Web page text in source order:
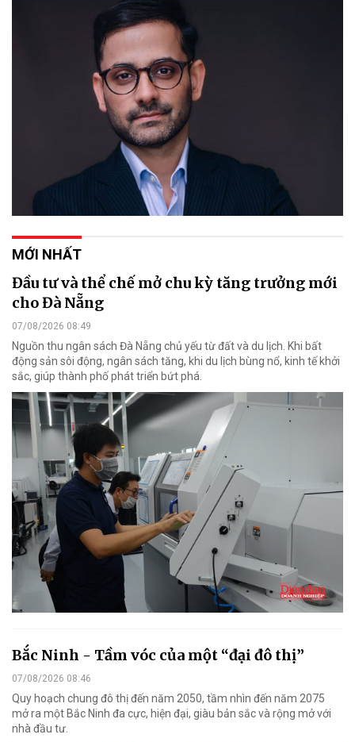
MỚI NHẤT
Đầu tư và thể chế mở chu kỳ tăng trưởng mới
cho Đà Nẵng
07/08/2026 08:49
Nguồn thu ngân sách Đà Nẵng chủ yếu từ đất và du lịch. Khi bất
động sản sôi động, ngân sách tăng, khi du lịch bùng nổ, kinh tế khởi
sắc, giúp thành phố phát triển bứt phá.
Bắc Ninh - Tầm vóc của một “đại đô thị”
07/08/2026 08:46
Quy hoạch chung đô thị đến năm 2050, tầm nhìn đến năm 2075
mở ra một Bắc Ninh đa cực, hiện đại, giàu bản sắc và rộng mở với
nhà đầu tư.